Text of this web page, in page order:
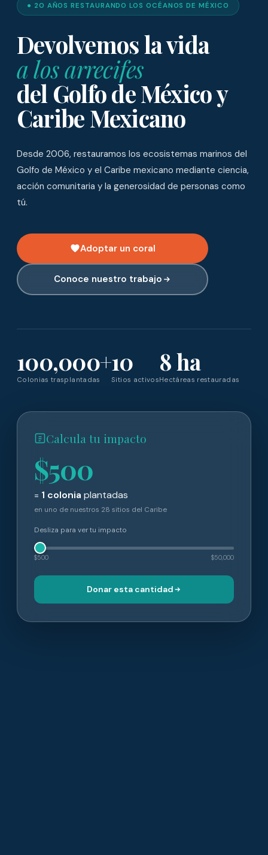
● 20 AÑOS RESTAURANDO LOS OCÉANOS DE MÉXICO
Devolvemos la vida
a los arrecifes
del Golfo de México y
Caribe Mexicano
Desde 2006, restauramos los ecosistemas marinos del
Golfo de México y el Caribe mexicano mediante ciencia,
acción comunitaria y la generosidad de personas como
tú.
Adoptar un coral
Conoce nuestro trabajo
100,000+
Colonias trasplantadas
10
Sitios activos
8 ha
Hectáreas restauradas
Calcula tu impacto
$500
= 1 colonia plantadas
en uno de nuestros 28 sitios del Caribe
Desliza para ver tu impacto
$500 $50,000
Donar esta cantidad